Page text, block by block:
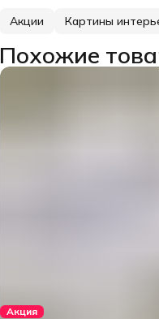
Акции Картины
Похожие
Акция